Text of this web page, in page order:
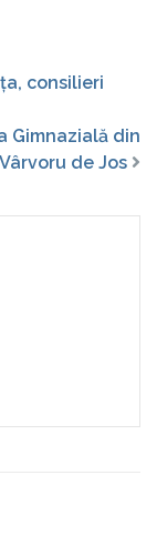
consilieri
Gimnazială din
Vârvoru de Jos